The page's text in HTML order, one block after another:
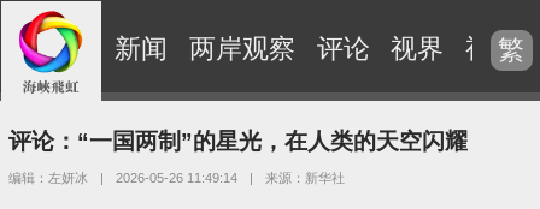
新闻 两岸观察 评论 视界 视频
繁
评论：“一国两制”的星光，在人类的天空闪耀
编辑：左妍冰 | 2026-05-26 11:49:14 | 来源：新华社